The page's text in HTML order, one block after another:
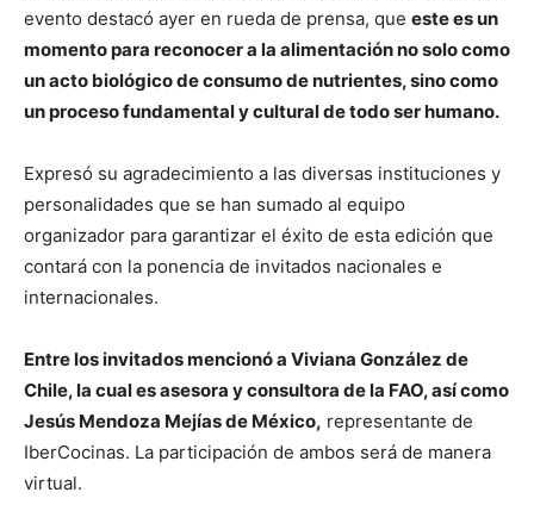
evento destacó ayer en rueda de prensa, que este es un
momento para reconocer a la alimentación no solo como
un acto biológico de consumo de nutrientes, sino como
un proceso fundamental y cultural de todo ser humano.
Expresó su agradecimiento a las diversas instituciones y
personalidades que se han sumado al equipo
organizador para garantizar el éxito de esta edición que
contará con la ponencia de invitados nacionales e
internacionales.
Entre los invitados mencionó a Viviana González de
Chile, la cual es asesora y consultora de la FAO, así como
Jesús Mendoza Mejías de México, representante de
IberCocinas. La participación de ambos será de manera
virtual.